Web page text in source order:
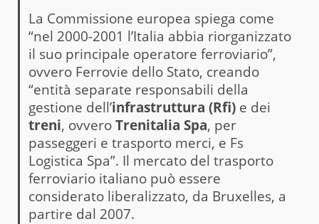
La Commissione europea spiega come
“nel 2000-2001 l’Italia abbia riorganizzato
il suo principale operatore ferroviario”,
ovvero Ferrovie dello Stato, creando
“entità separate responsabili della
gestione dell’infrastruttura (Rfi) e dei
treni, ovveroTrenitalia Spa, per
passeggeri e trasporto merci, e Fs
Logistica Spa”. Il mercato del trasporto
ferroviario italiano può essere
considerato liberalizzato, da Bruxelles, a
partire dal 2007.